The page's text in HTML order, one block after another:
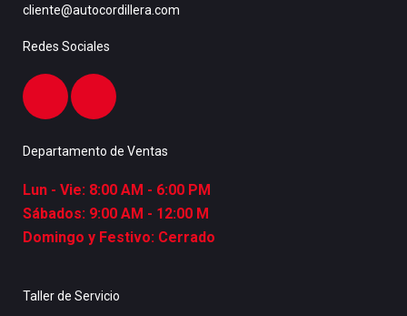
cliente@autocordillera.com
Redes Sociales
Departamento de Ventas
Lun - Vie: 8:00 AM - 6:00 PM
Sábados: 9:00 AM - 12:00 M
Domingo y Festivo: Cerrado
Taller de Servicio